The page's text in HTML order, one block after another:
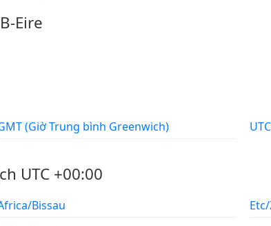
Eire
GMT (Giờ Trung bình Greenwich)
UTC +00:00
Bissau